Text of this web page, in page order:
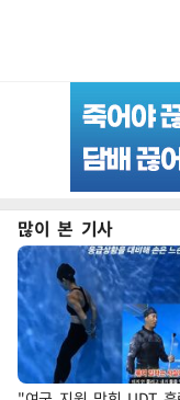
많이 본 기사